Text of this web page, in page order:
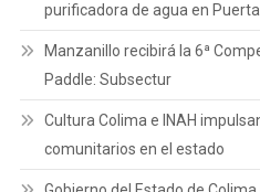
purificadora de agua en
Manzanillo recibirá la 6ª
Paddle: Subsectur
Cultura Colima e INAH
comunitarios en el estado